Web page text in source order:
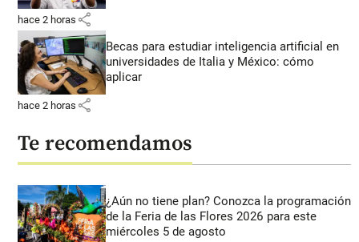
hace 2 horas share
Becas para estudiar inteligencia artificial en
universidades de Italia y México: cómo
aplicar
hace 2 horas share
Te recomendamos
¿Aún no tiene plan? Conozca la programación
de la Feria de las Flores 2026 para este
miércoles 5 de agosto